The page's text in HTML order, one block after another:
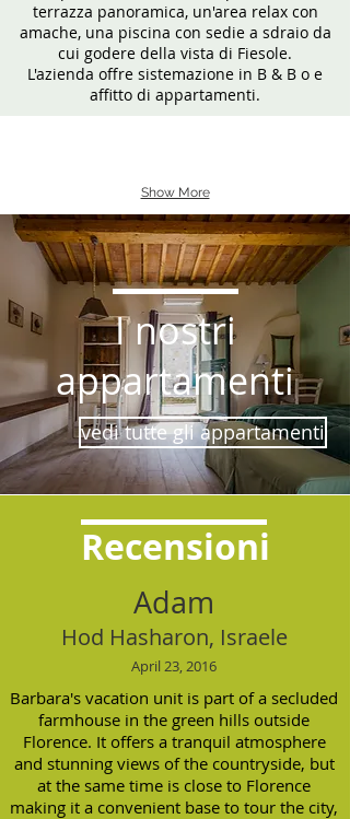
I nostri
appartamenti
vedi tutte gli appartamenti
terrazza panoramica, un'area relax con
amache, una piscina con sedie a sdraio da
cui godere della vista di Fiesole.
L'azienda offre sistemazione in B & B o e
affitto di appartamenti.
Show More
Recensioni
Adam
Hod Hasharon, Israele
April 23, 2016
Barbara's vacation unit is part of a secluded
farmhouse in the green hills outside
Florence. It offers a tranquil atmosphere
and stunning views of the countryside, but
at the same time is close to Florence
making it a convenient base to tour the city,